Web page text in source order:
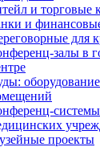
и торговые
и
для
залы в
системы
проекты